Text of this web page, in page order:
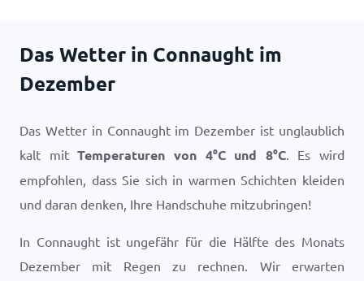
Das Wetter in Connaught im
Dezember
Das Wetter in Connaught im Dezember ist unglaublich
kalt mitTemperaturen von 4°Cund 8°C. Es wird
empfohlen, dass Sie sich in warmen Schichten kleiden
und daran denken, Ihre Handschuhe mitzubringen!
In Connaught ist ungefähr für die Hälfte des Monats
Dezember mit Regen zu rechnen. Wir erwarten